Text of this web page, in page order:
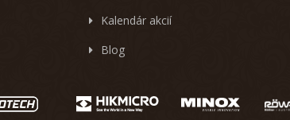
Kalendár akcií
Blog